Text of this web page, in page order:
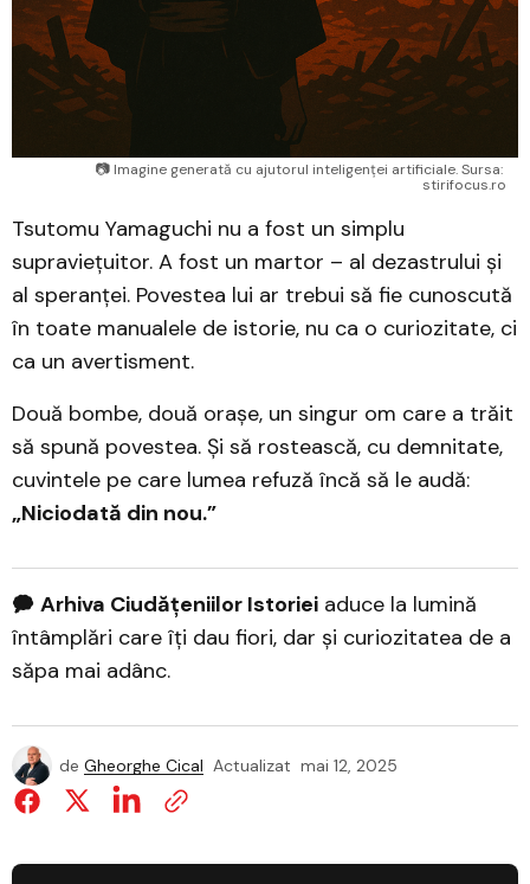
📷 Imagine generată cu ajutorul inteligenței artificiale. Sursa:
stirifocus.ro
Tsutomu Yamaguchi nu a fost un simplu
supraviețuitor. A fost un martor – al dezastrului și
al speranței. Povestea lui ar trebui să fie cunoscută
în toate manualele de istorie, nu ca o curiozitate, ci
ca un avertisment.
Două bombe, două orașe, un singur om care a trăit
să spună povestea. Și să rostească, cu demnitate,
cuvintele pe care lumea refuză încă să le audă:
„Niciodată din nou.”
🗭 Arhiva Ciudățeniilor Istoriei aduce la lumină
întâmplări care îți dau fiori, dar și curiozitatea de a
săpa mai adânc.
de Gheorghe Cical Actualizat mai 12, 2025